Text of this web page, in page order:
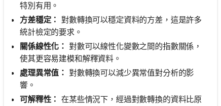
特別有用。
方差穩定： 對數轉換可以穩定資料的方差，這是許多
統計檢定的要求。
關係線性化： 對數可以線性化變數之間的指數關係，
使其更容易建模和解釋資料。
處理異常值： 對數轉換可以減少異常值對分析的影
響。
可解釋性： 在某些情況下，經過對數轉換的資料比原